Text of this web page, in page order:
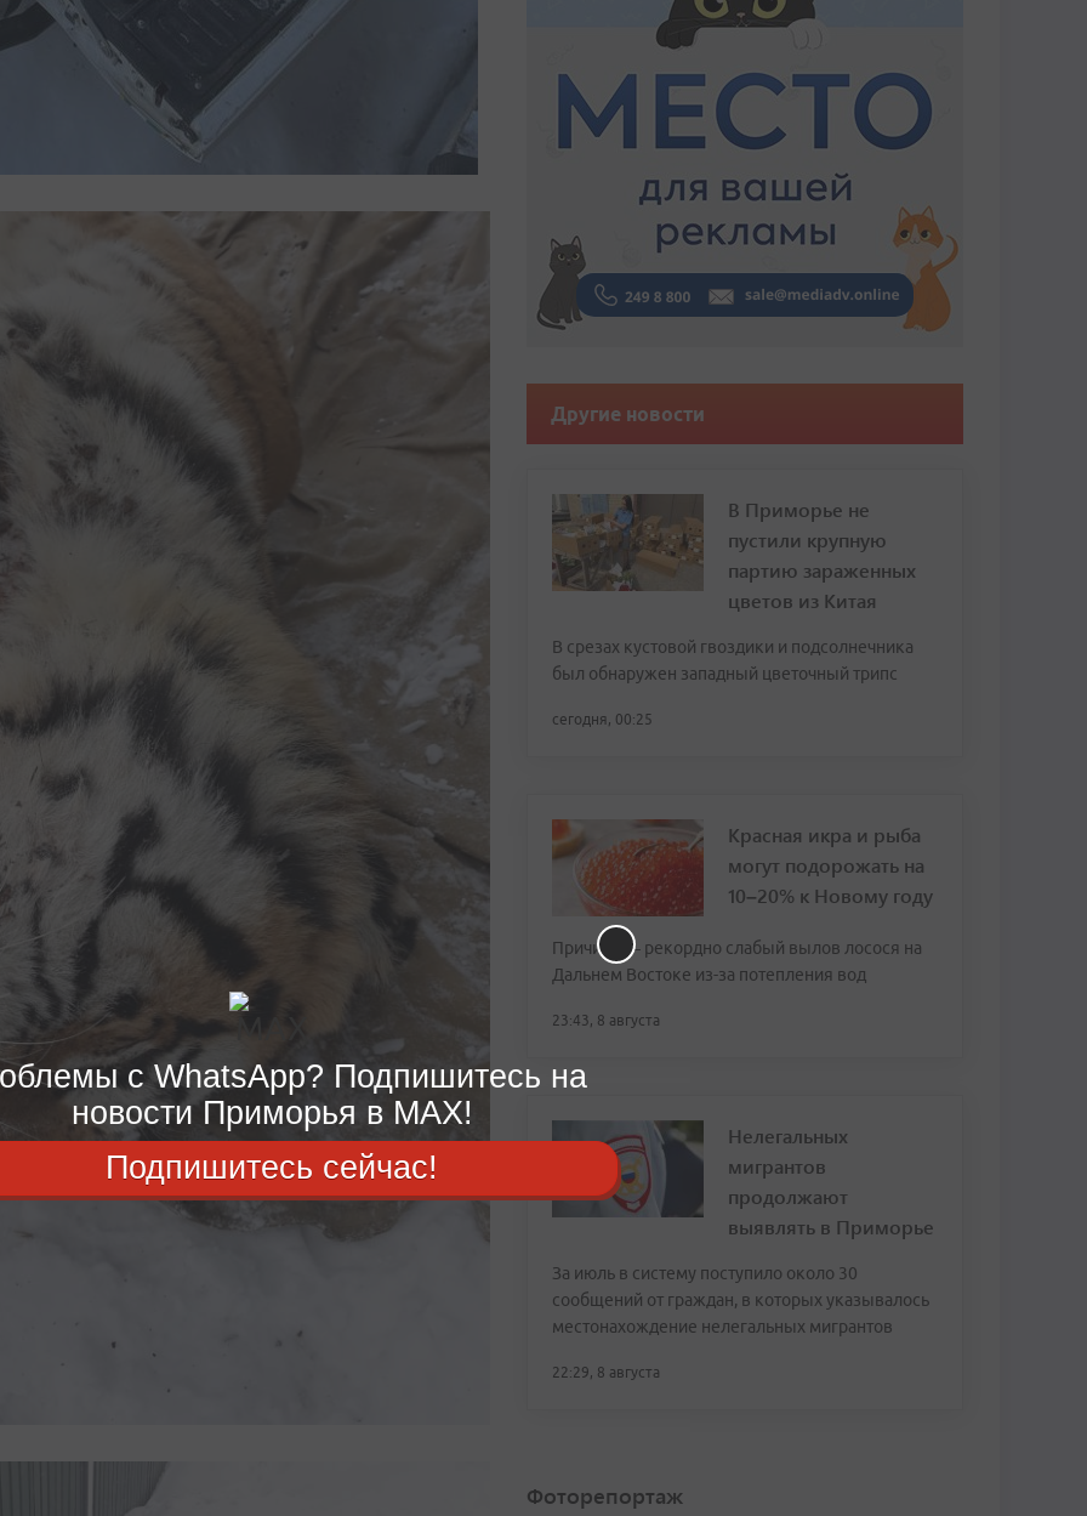
Другие новости
В Приморье не
пустили крупную
партию зараженных
цветов из Китая
В срезах кустовой гвоздики и подсолнечника
был обнаружен западный цветочный трипс
сегодня, 00:25
Красная икра и рыба
могут подорожать на
10–20% к Новому году
Причина — рекордно слабый вылов лосося на
Дальнем Востоке из-за потепления вод
23:43, 8 августа
Нелегальных
мигрантов
продолжают
выявлять в Приморье
За июль в систему поступило около 30
сообщений от граждан, в которых указывалось
местонахождение нелегальных мигрантов
22:29, 8 августа
Фоторепортаж
с WhatsApp? Подпишитесь на
новости Приморья в MAX!
Подпишитесь сейчас!